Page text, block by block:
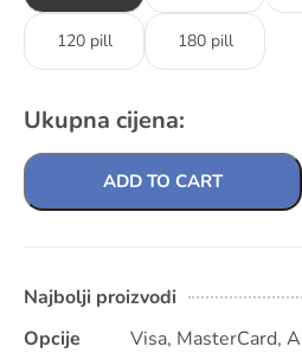
120 pill 180 pill
Ukupna cijena:
ADD TO CART
Najbolji proizvodi
Opcije
Visa, MasterCard,